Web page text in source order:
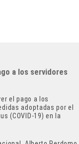
a los servidores
el pago a los
adoptadas por el
(COVID-19) en la